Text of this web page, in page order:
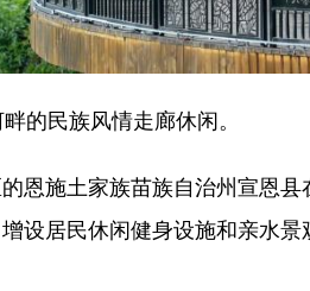
民族风情走廊休闲。
施土家族苗族自治州宣恩县
设居民休闲健身设施和亲水